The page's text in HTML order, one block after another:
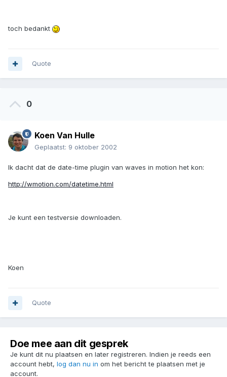
toch bedankt
Quote
0
Koen Van Hulle
Geplaatst: 9 oktober 2002
Ik dacht dat de date-time plugin van waves in motion het kon:
http://wmotion.com/datetime.html
Je kunt een testversie downloaden.
Koen
Quote
Doe mee aan dit gesprek
Je kunt dit nu plaatsen en later registreren. Indien je reeds een
account hebt, log dan nu in om het bericht te plaatsen met je
account.